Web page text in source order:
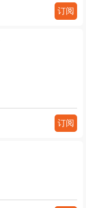
订阅
订阅